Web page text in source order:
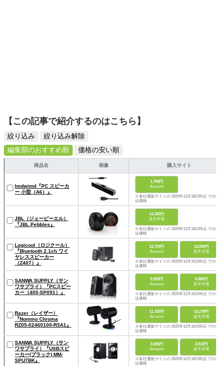
【この記事で紹介するのはこちら】
絞り込み
絞り込み解除
編集部のおすすめ順
価格の安い順
商品名 画像 購入サイト
Imdwimd『PC スピーカ
ー 小型（A6）』
1,799円
Amazon
※各社通販サイトの 2025年12月18日時点 での税
込価格
JBL（ジェービーエル）
『JBL Pebbles』
14,150円
楽天市場
※各社通販サイトの 2025年12月18日時点 での税
込価格
Logicool（ロジクール）
『Bluetooth 2.1ch ワイ
ヤレススピーカー
（Z407）』
12,700円
Amazon
14,250円
楽天市場
※各社通販サイトの 2025年12月16日時点 での税
込価格
SANWA SUPPLY（サン
ワサプライ）『PCスピー
カー（400-SP091）』
5,920円
Amazon
6,580円
楽天市場
※各社通販サイトの 2025年12月16日時点 での税
込価格
Razer（レイザー）
『Nommo Chroma
RZ05-02460100-R3A1』
11,720円
Amazon
22,278円
楽天市場
※各社通販サイトの 2025年12月16日時点 での税
込価格
SANWA SUPPLY（サン
ワサプライ）『USBスピ
ーカー(ブラック) MM-
SPU7BK』
3,555円
Amazon
3,910円
楽天市場
※各社通販サイトの 2025年12月16日時点 での税
込価格